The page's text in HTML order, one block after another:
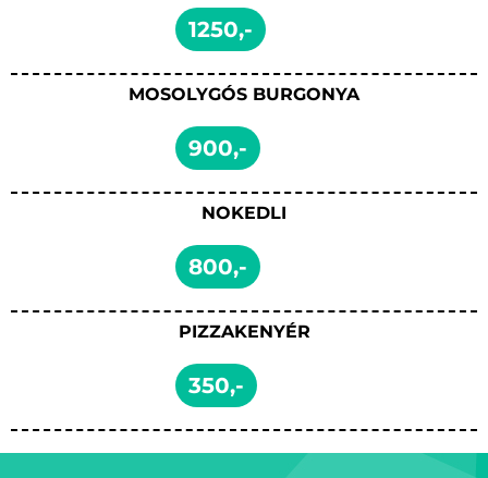
1250,-
MOSOLYGÓS BURGONYA
900,-
NOKEDLI
800,-
PIZZAKENYÉR
350,-